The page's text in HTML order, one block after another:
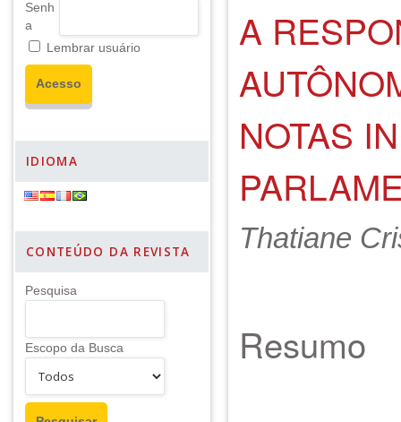
Senh
a
Lembrar usuário
IDIOMA
CONTEÚDO DA REVISTA
Pesquisa
Escopo da Busca
A
NOTAS
Thatiane
Resumo